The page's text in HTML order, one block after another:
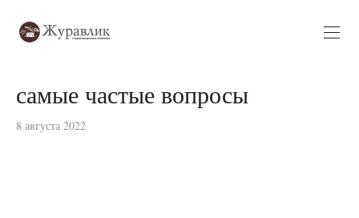
самые частые вопросы
8 августа 2022